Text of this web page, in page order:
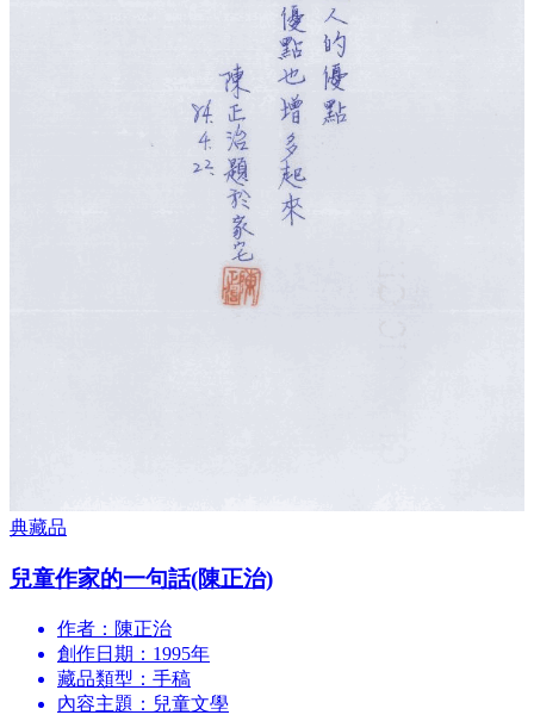
典藏品
兒童作家的一句話(陳正治)
作者：陳正治
創作日期：1995年
藏品類型：手稿
內容主題：兒童文學